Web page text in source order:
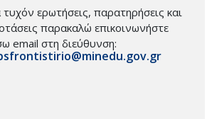
τυχόν ερωτήσεις, παρατηρήσεις και
παρακαλώ επικοινωνήστε
email στη διεύθυνση: